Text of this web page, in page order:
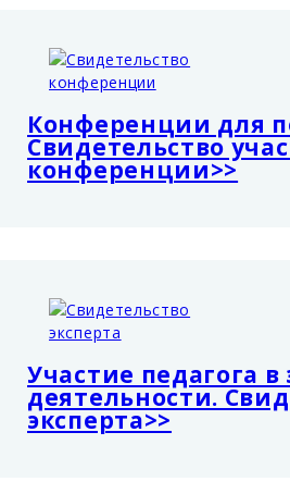
Конференции для
Свидетельство
конференции>>
Участие педагога в
деятельности.
эксперта>>